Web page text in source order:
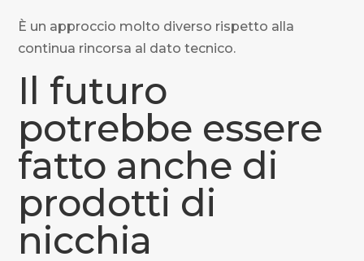
È un approccio molto diverso rispetto alla
continua rincorsa al dato tecnico.
Il futuro
potrebbe essere
fatto anche di
prodotti di
nicchia